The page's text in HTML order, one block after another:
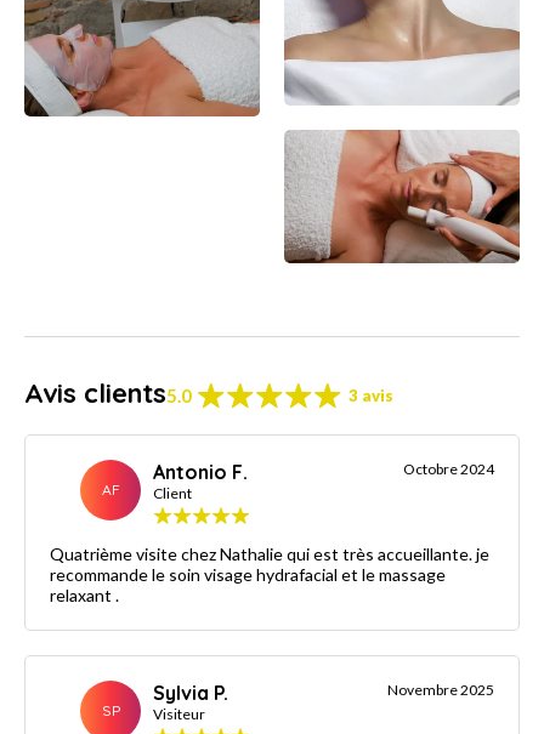
Avis clients5.0 3 avis
AF
Antonio F.
Client
Octobre 2024
Quatrième visite chez Nathalie qui est très accueillante. je
recommande le soin visage hydrafacial et le massage
relaxant .
SP
Sylvia P.
Visiteur
Novembre 2025